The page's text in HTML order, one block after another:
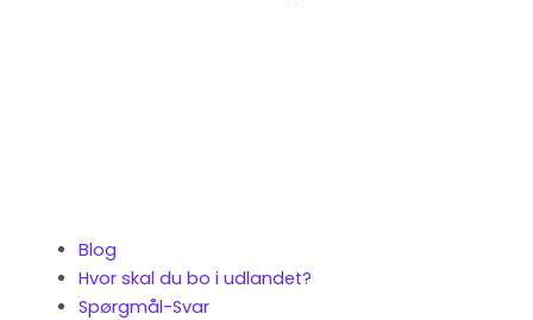
Blog
Hvor skal du bo i udlandet?
Spørgmål-Svar